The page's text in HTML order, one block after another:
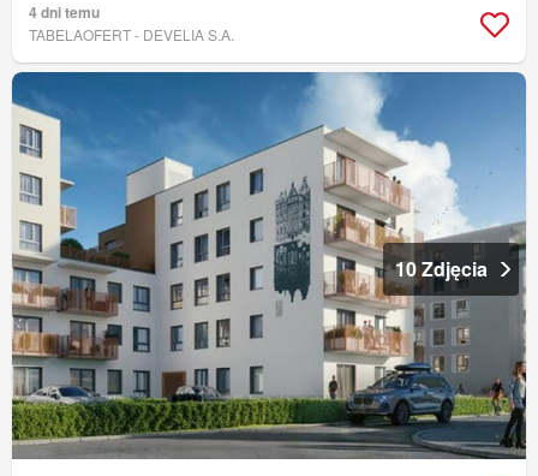
4 dni temu
TABELAOFERT - DEVELIA S.A.
10 Zdjęcia